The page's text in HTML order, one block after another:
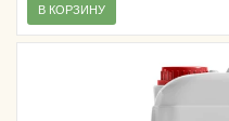
В КОРЗИНУ